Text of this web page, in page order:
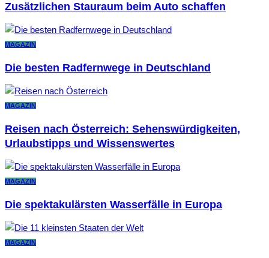
Zusätzlichen Stauraum beim Auto schaffen
MAGAZIN
Die besten Radfernwege in Deutschland
MAGAZIN
Reisen nach Österreich: Sehenswürdigkeiten,
Urlaubstipps und Wissenswertes
MAGAZIN
Die spektakulärsten Wasserfälle in Europa
MAGAZIN